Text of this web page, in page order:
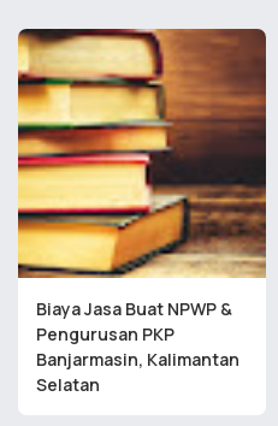
Biaya Jasa Buat NPWP &
Pengurusan PKP
Banjarmasin, Kalimantan
Selatan